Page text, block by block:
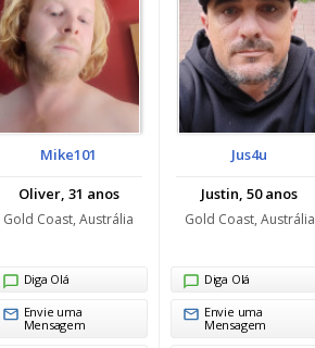
Mike101
Oliver, 31 anos
Gold Coast, Austrália
Diga Olá
Envie uma
Mensagem
Jus4u
Justin, 50 anos
Gold Coast, Austrália
Diga Olá
Envie uma
Mensagem